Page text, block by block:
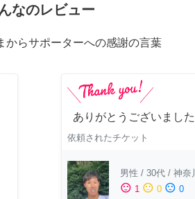
なのレビュー
からサポーターへの感謝の言葉
ありがとうございました
依頼されたチケット
男性 / 30代 / 神奈
sentiment_satisfied 1 sentiment_neutral 0 sentiment_dissatisfied 0